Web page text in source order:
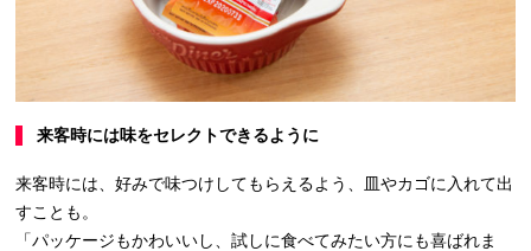
来客時には味をセレクトできるように
来客時には、好みで味つけしてもらえるよう、皿やカゴに入れて出
すことも。
「パッケージもかわいいし、試しに食べてみたい方にも喜ばれま